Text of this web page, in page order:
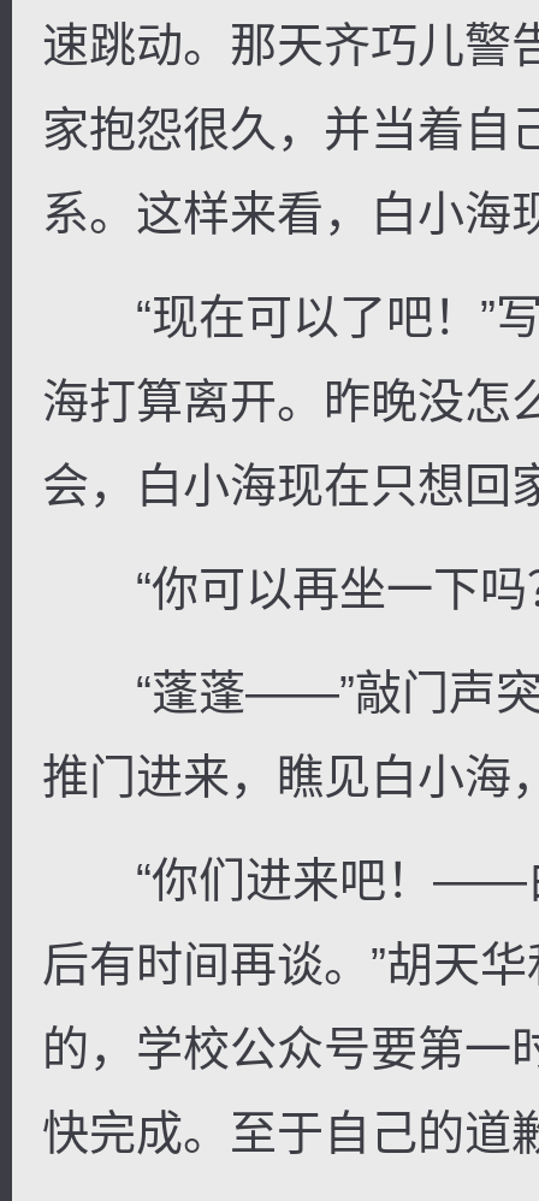
速跳动。那天齐巧儿警
家抱怨很久，并当着自
系。这样来看，白小海
“现在可以了吧！”写
海打算离开。昨晚没怎
会，白小海现在只想回
“你可以再坐一下吗
“蓬蓬——”敲门声突
推门进来，瞧见白小海
“你们进来吧！——白
后有时间再谈。”胡天
的，学校公众号要第一
快完成。至于自己的道